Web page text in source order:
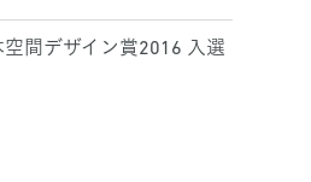
空間デザイン賞2016 入選